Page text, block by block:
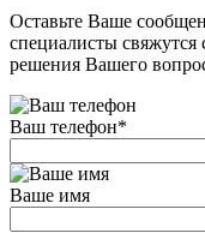
Оставьте Ваше
специалисты
решения Вашего
Ваш телефон*
Ваше имя